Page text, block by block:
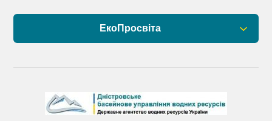
ЕкоПросвіта
День Дунаю